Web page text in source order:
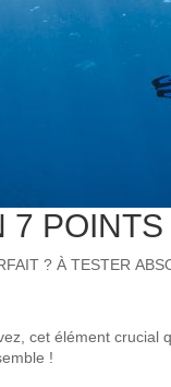
7 POINTS
? À TESTER
cet élément
!